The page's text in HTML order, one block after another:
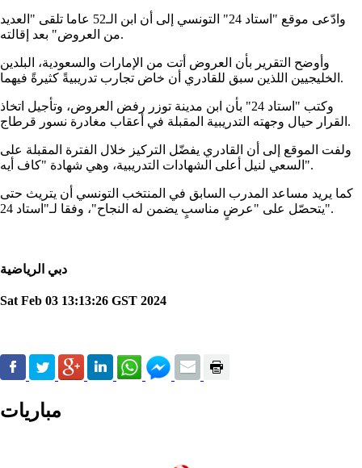
وادّعى موقع "استاد 24" التونسي إلى أن ابن الـ52 عاما تلقى "العديد
من العروض" بعد إقالته.
وأوضح التقرير بأن العروض أتت من الإمارات والسعودية، البلدين
الخليجيين اللذين سبق للقادري أن خاض تجارب تدريبيةً كثيرةً فيهما.
وكتب "استاد 24" بأن ابن مدينة توزر رفض العروض، وتأجيل اتخاذ
القرار حيال وجهته التدريبية المقبلة في أعقاب مغادرة نسور قرطاج.
ولفت الموقع إلى أن القادري يفضّل التركيز خلال الفترة المقبلة على
السعي لنيل أعلى الشهادات التدريبية، وهي شهادة "كاف أيه".
كما يريد مساعد المدرب السابق في المنتخب التونسي أن يتريث حتى
يتحصّل على "عرضٍ مناسبٍ يضمن له النجاح"، وفقا لـ"استاد 24".
دبي الرياضية
Sat Feb 03 13:13:26 GST 2024
مباريات